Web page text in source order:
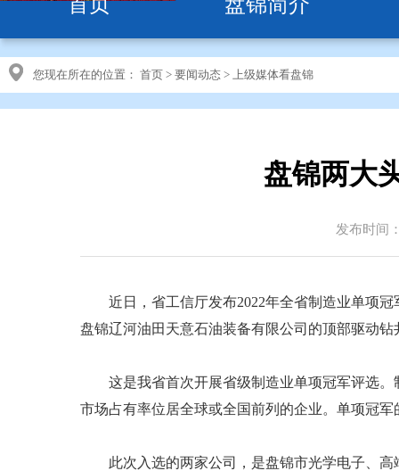
您现在所在的位置： 首页 > 要闻动态 > 上级媒体看盘锦
盘锦两大
发布时间
近日，省工信厅发布2022年全省制造业单项冠
盘锦辽河油田天意石油装备有限公司的顶部驱动
这是我省首次开展省级制造业单项冠军评选。
市场占有率位居全球或全国前列的企业。单项冠
此次入选的两家公司，是盘锦市光学电子、高